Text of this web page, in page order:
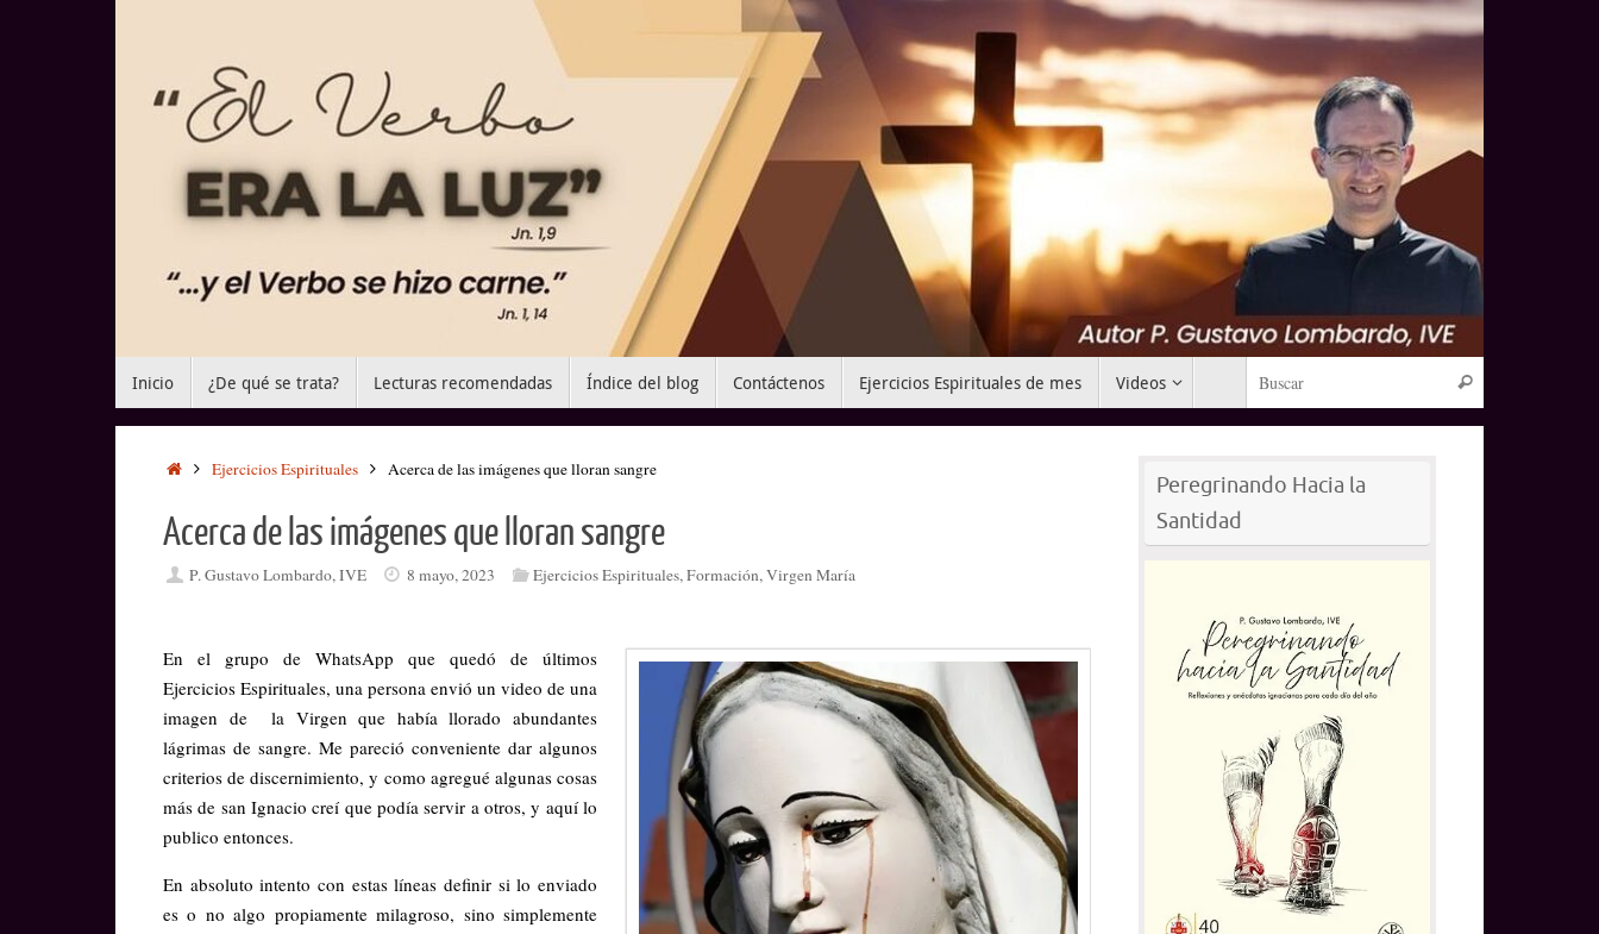
Inicio ¿De qué se trata? Lecturas recomendadas Índice del blog Contáctenos Ejercicios Espirituales de mes Videos Buscar
InicioEjercicios Espirituales Acerca de las imágenes que lloran sangre
Acerca de las imágenes que lloran sangre
P. Gustavo Lombardo, IVE 8 mayo, 2023 Ejercicios Espirituales,Formación,Virgen María
En el grupo de WhatsApp que quedó de últimos
Ejercicios Espirituales, una persona envió un video de una
imagen de la Virgen que había llorado abundantes
lágrimas de sangre. Me pareció conveniente dar algunos
criterios de discernimiento, y como agregué algunas cosas
más de san Ignacio creí que podía servir a otros, y aquí lo
publico entonces.
En absoluto intento con estas líneas definir si lo enviado
es o no algo propiamente milagroso, sino simplemente
Peregrinando Hacia la
Santidad